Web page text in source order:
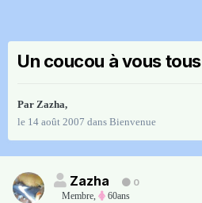
Un coucou à vous tous
Par Zazha,
le 14 août 2007 dans Bienvenue
Zazha
0
Membre, 60ans